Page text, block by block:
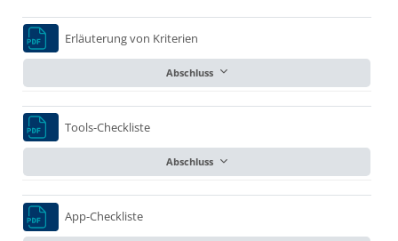
Erläuterung von Kriterien
Abschluss
Tools-Checkliste
Abschluss
App-Checkliste